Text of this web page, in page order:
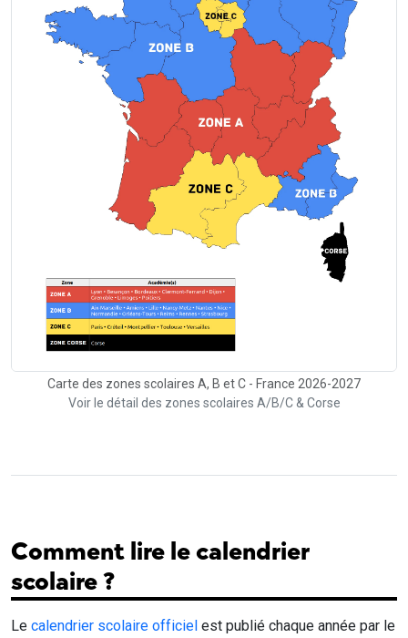
Carte des zones scolaires A, B et C - France 2026-2027
Voir le détail des zones scolaires A/B/C & Corse
Comment lire le calendrier
scolaire ?
Le calendrier scolaire officiel est publié chaque année par le